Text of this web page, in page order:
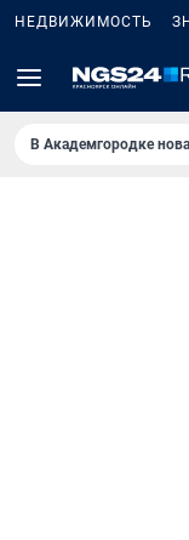
НЕДВИЖИМОСТЬ
В Академгородке